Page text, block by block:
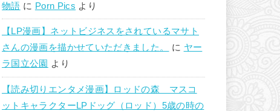
物語 に Porn Pics より
【LP漫画】ネットビジネスをされているマサト
さんの漫画を描かせていただきました。
に ヤー
ラ国立公園
より
【読み切りエンタメ漫画】ロッドの森 マスコ
ットキャラクターLPドッグ（ロッド）5歳の時の